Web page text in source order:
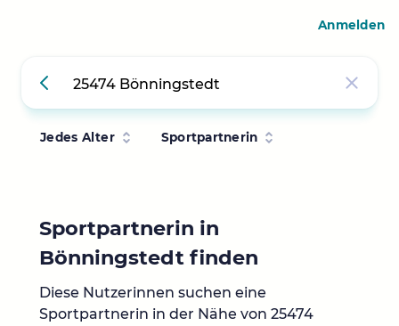
Jedes Alter Sportpartnerin
Sportpartnerin in
Bönningstedt finden
Diese Nutzerinnen suchen eine
Sportpartnerin in der Nähe von 25474
Anmelden